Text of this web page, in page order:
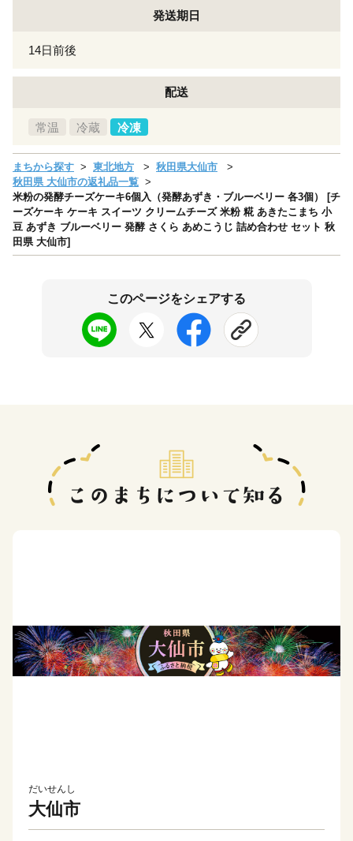
発送期日
14日前後
配送
常温 冷蔵 冷凍
まちから探す 東北地方
秋田県大仙市
秋田県 大仙市の返礼品一覧
米粉の発酵チーズケーキ6個入（発酵あずき・ブルーベリー 各3個） [チ
ーズケーキ ケーキ スイーツ クリームチーズ 米粉 糀 あきたこまち 小
豆 あずき ブルーベリー 発酵 さくら あめこうじ 詰め合わせ セット 秋
田県 大仙市]
このページをシェアする
だいせんし
大仙市